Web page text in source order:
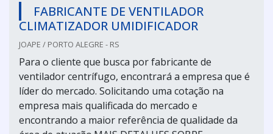
FABRICANTE DE VENTILADOR
CLIMATIZADOR UMIDIFICADOR
JOAPE / PORTO ALEGRE - RS
Para o cliente que busca por fabricante de
ventilador centrífugo, encontrará a empresa que é
líder do mercado. Solicitando uma cotação na
empresa mais qualificada do mercado e
encontrando a maior referência de qualidade da